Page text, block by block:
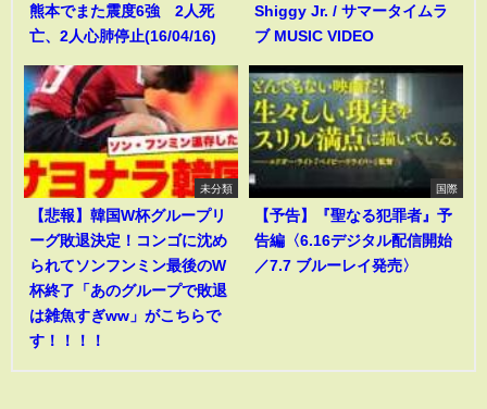
熊本でまた震度6強 2人死
亡、2人心肺停止(16/04/16)
Shiggy Jr. / サマータイムラ
ブ MUSIC VIDEO
未分類
【悲報】韓国W杯グループリ
ーグ敗退決定！コンゴに沈め
られてソンフンミン最後のW
杯終了「あのグループで敗退
は雑魚すぎww」がこちらで
す！！！！
国際
【予告】『聖なる犯罪者』予
告編〈6.16デジタル配信開始
／7.7 ブルーレイ発売〉